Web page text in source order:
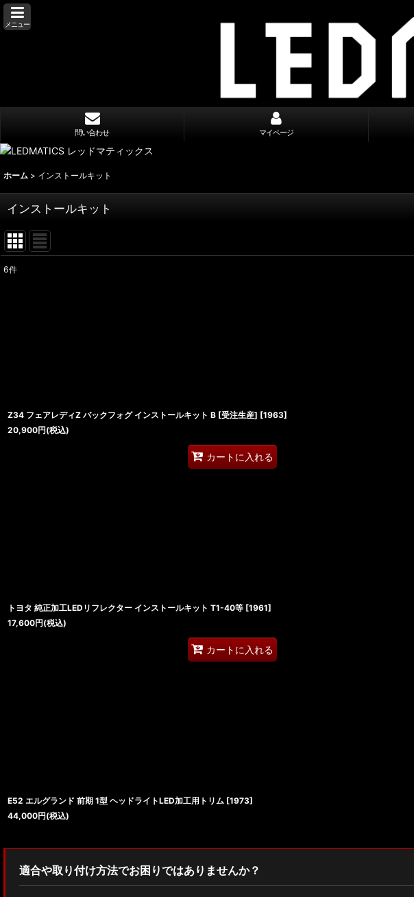
メニュー
問い合わせ マイページ
ホーム > インストールキット
インストールキット
6件
Z34 フェアレディZ バックフォグ インストールキット B [受注生産] [1963]
20,900円(税込)
カートに入れる
トヨタ 純正加工LEDリフレクター インストールキット T1-40等 [1961]
17,600円(税込)
カートに入れる
E52 エルグランド 前期 1型 ヘッドライトLED加工用トリム [1973]
44,000円(税込)
適合や取り付け方法でお困りではありませんか？